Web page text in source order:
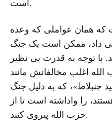
است.
که همان عواملی که وعده
داد، ممکن است یک جنگ
با توجه به قدرت بی نظیر
اغلب مخالفانش مانند
جنبلاط»، که به دلیل جنگ
را واداشته است تا از
حزب الله پیروی کنند.